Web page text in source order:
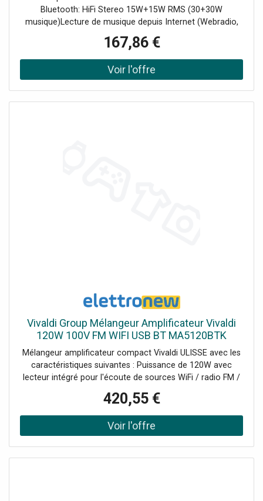
Bluetooth: HiFi Stereo 15W+15W RMS (30+30W
musique)Lecture de musique depuis Internet (Webradio,
Spotify ), depuis l'USB ou depuis vos appareils via
Bluetooth ou AirPlayTéléchargez l'application gratuite
VIVALDI sur Play Store et App Store
167,86 €
Vivaldi Group Mélangeur Amplificateur Vivaldi
120W 100V FM WIFI USB BT MA5120BTK
Mélangeur amplificateur compact Vivaldi ULISSE avec les
caractéristiques suivantes : Puissance de 120W avec
lecteur intégré pour l'écoute de sources WiFi / radio FM /
incluseAlimentation électrique AC110-240V &
24VdcConsommation 200VA6 entrées mixables +
sourcesCH1 (prioritaire) : micro XLR 5-8mV 600Ω,
alimentation fantôme (sélectionnable) avec fonction
420,55 €